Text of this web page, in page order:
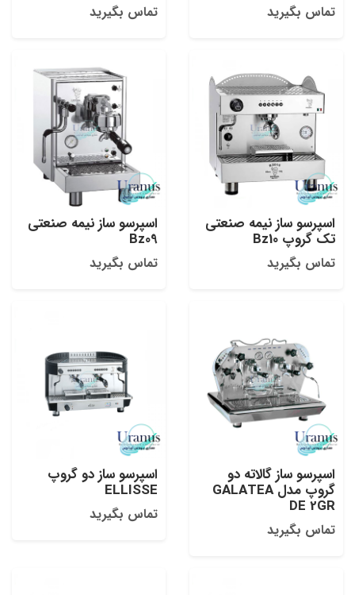
تماس بگیرید تماس بگیرید
اسپرسو ساز نیمه صنعتی
تک گروپ Bz10
تماس بگیرید
اسپرسو ساز نیمه صنعتی
Bz09
تماس بگیرید
اسپرسو ساز گالاته دو
گروپ مدل GALATEA
DE 2GR
تماس بگیرید
اسپرسو ساز دو گروپ
ELLISSE
تماس بگیرید